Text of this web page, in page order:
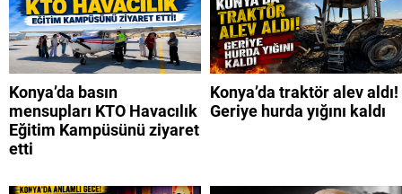
Konya’da basın
mensupları KTO Havacılık
Eğitim Kampüsünü ziyaret
etti
Konya’da traktör alev aldı!
Geriye hurda yığını kaldı